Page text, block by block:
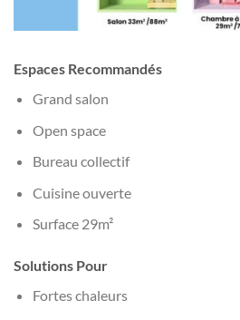
Espaces Recommandés
Grand salon
Open space
Bureau collectif
Cuisine ouverte
Surface 29m²
Solutions Pour
Fortes chaleurs